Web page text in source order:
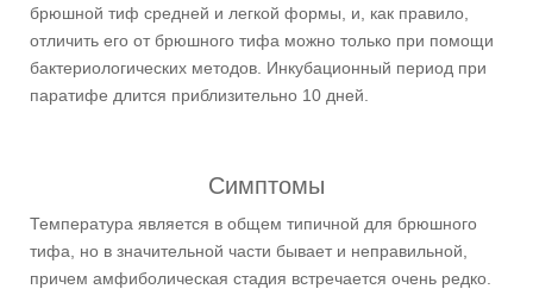
брюшной тиф средней и легкой формы, и, как правило,
отличить его от брюшного тифа можно только при помощи
бактериологических методов. Инкубационный период при
паратифе длится приблизительно 10 дней.
Симптомы
Температура является в общем типичной для брюшного
тифа, но в значительной части бывает и неправильной,
причем амфиболическая стадия встречается очень редко.